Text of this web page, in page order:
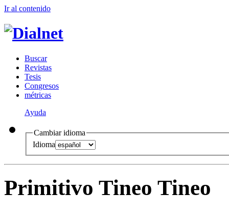
Ir al contenido
Buscar
Revistas
Tesis
Congresos
métricas
Ayuda
Cambiar idioma
Idioma
Primitivo Tineo Tineo